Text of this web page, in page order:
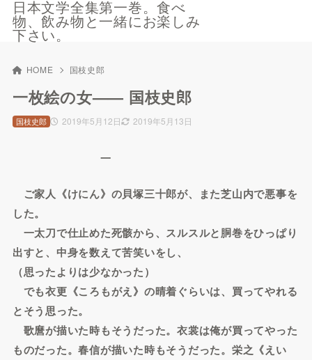
日本文学全集第一巻。食べ
物、飲み物と一緒にお楽しみ
下さい。
HOME 国枝史郎
一枚絵の女—— 国枝史郎
2019年5月12日 2019年5月13日
国枝史郎
一
ご家人《けにん》の貝塚三十郎が、また芝山内で悪事を
した。
一太刀で仕止めた死骸から、スルスルと胴巻をひっぱり
出すと、中身を数えて苦笑いをし、
（思ったよりは少なかった）
でも衣更《ころもがえ》の晴着ぐらいは、買ってやれる
とそう思った。
歌麿が描いた時もそうだった。衣裳は俺が買ってやった
ものだった。春信が描いた時もそうだった。栄之《えい